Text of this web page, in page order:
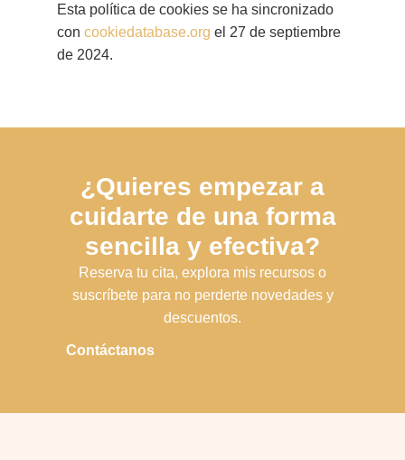
Esta política de cookies se ha sincronizado
con cookiedatabase.org el 27 de septiembre
de 2024.
¿Quieres empezar a
cuidarte de una forma
sencilla y efectiva?
Reserva tu cita, explora mis recursos o
suscríbete para no perderte novedades y
descuentos.
Contáctanos